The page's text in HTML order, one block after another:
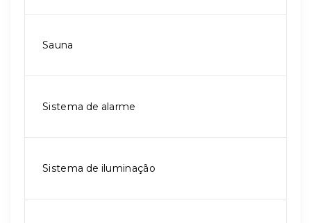
Sauna
Sistema de alarme
Sistema de iluminação